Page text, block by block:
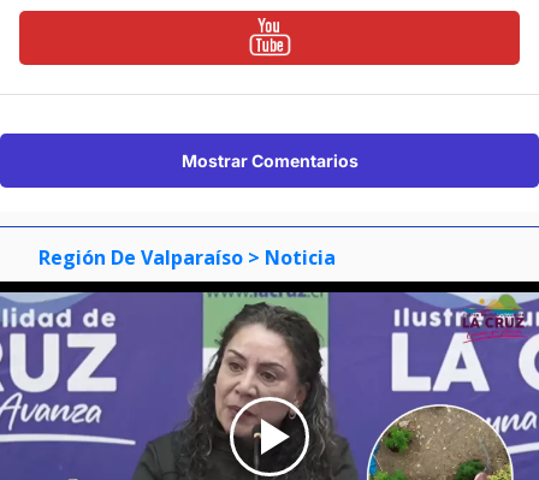
Mostrar Comentarios
Región De Valparaíso > Noticia